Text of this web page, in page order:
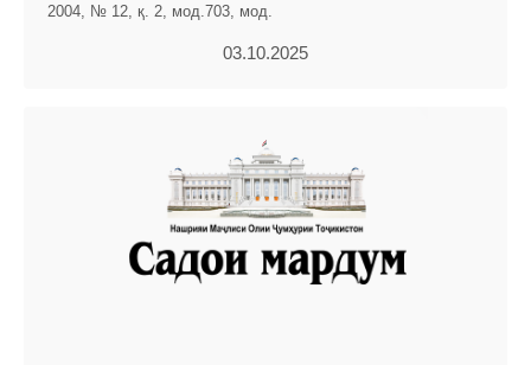
2004, № 12, қ. 2, мод.703, мод.
03.10.2025